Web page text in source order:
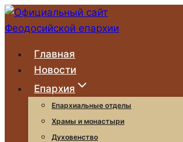
Перейти
к
Главная
Новости
Епархия
Епархиальные отделы
Храмы и монастыри
Духовенство